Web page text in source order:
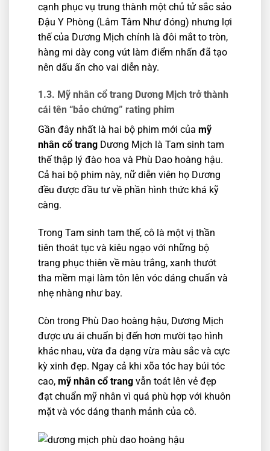
cạnh phục vụ trung thành một chủ tử sắc sảo
Đậu Y Phòng (Lâm Tâm Như đóng) nhưng lợi
thế của Dương Mịch chính là đôi mắt to tròn,
hàng mi dày cong vút làm điểm nhấn đã tạo
nên dấu ấn cho vai diễn này.
1.3. Mỹ nhân cổ trang Dương Mịch trở thành
cái tên “bảo chứng” rating phim
Gần đây nhất là hai bộ phim mới của mỹ
nhân cổ trang Dương Mịch là Tam sinh tam
thế thập lý đào hoa và Phù Dao hoàng hậu.
Cả hai bộ phim này, nữ diễn viên họ Dương
đều được đầu tư về phần hình thức khá kỹ
càng.
Trong Tam sinh tam thế, cô là một vị thần
tiên thoát tục và kiêu ngạo với những bộ
trang phục thiên về màu trắng, xanh thướt
tha mềm mại làm tôn lên vóc dáng chuẩn và
nhẹ nhàng như bay.
Còn trong Phù Dao hoàng hậu, Dương Mịch
được ưu ái chuẩn bị đến hơn mười tạo hình
khác nhau, vừa đa dạng vừa màu sắc và cực
kỳ xinh đẹp. Ngay cả khi xõa tóc hay búi tóc
cao, mỹ nhân cổ trang vẫn toát lên vẻ đẹp
đạt chuẩn mỹ nhân vì quá phù hợp với khuôn
mặt và vóc dáng thanh mảnh của cô.